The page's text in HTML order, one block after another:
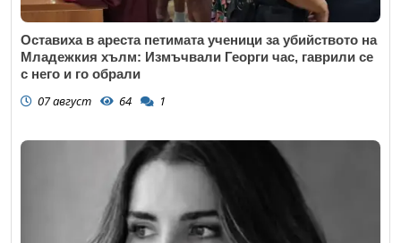
Оставиха в ареста петимата ученици за убийството на
Младежкия хълм: Измъчвали Георги час, гаврили се
с него и го обрали
07 август 64 1